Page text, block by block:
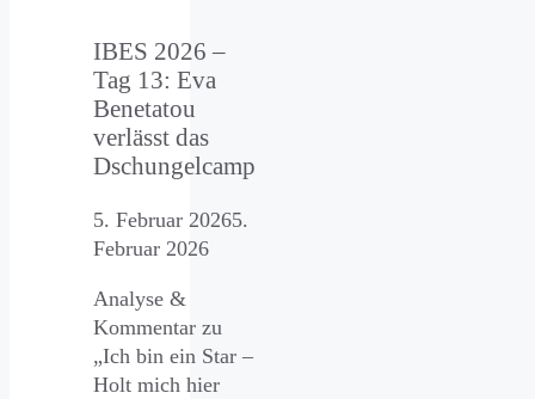
IBES 2026 –
Tag 13: Eva
Benetatou
verlässt das
Dschungelcamp
5. Februar 20265.
Februar 2026
Analyse &
Kommentar zu
„Ich bin ein Star –
Holt mich hier